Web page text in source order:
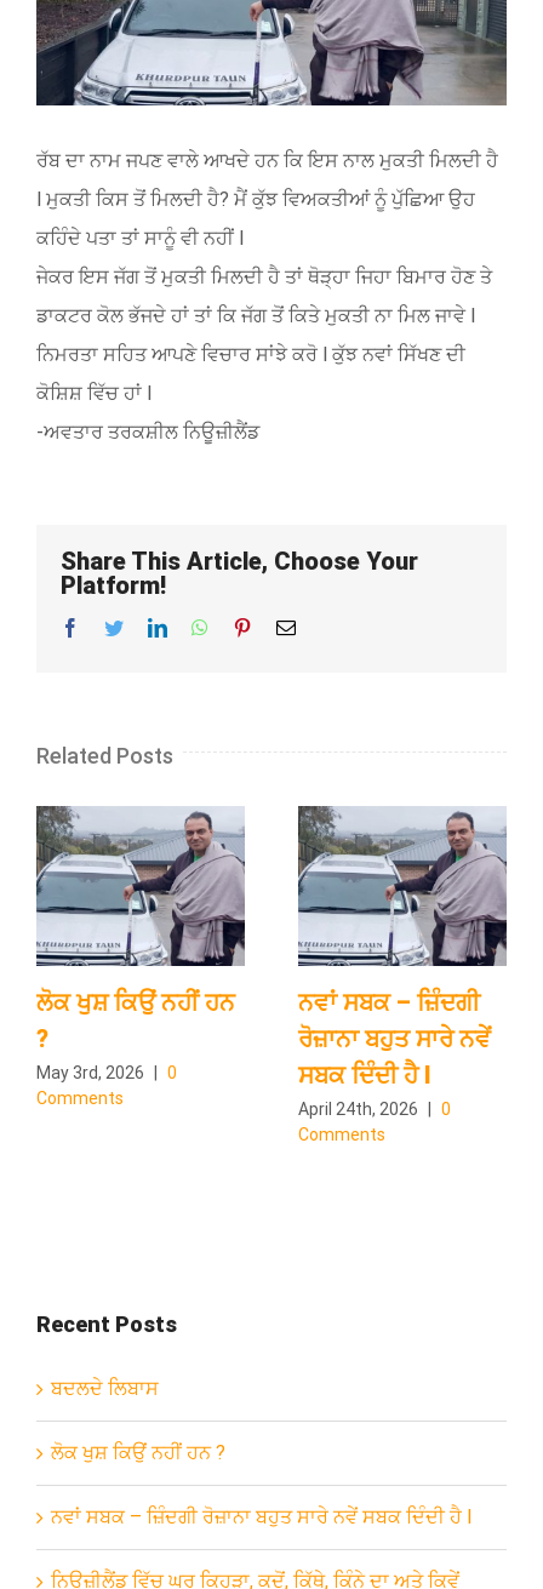
ਰੱਬ ਦਾ ਨਾਮ ਜਪਣ ਵਾਲੇ ਆਖਦੇ ਹਨ ਕਿ ਇਸ ਨਾਲ ਮੁਕਤੀ ਮਿਲਦੀ ਹੈ
l ਮੁਕਤੀ ਕਿਸ ਤੋਂ ਮਿਲਦੀ ਹੈ? ਮੈਂ ਕੁੱਝ ਵਿਅਕਤੀਆਂ ਨੂੰ ਪੁੱਛਿਆ ਉਹ
ਕਹਿੰਦੇ ਪਤਾ ਤਾਂ ਸਾਨੂੰ ਵੀ ਨਹੀਂ l
ਜੇਕਰ ਇਸ ਜੱਗ ਤੋਂ ਮੁਕਤੀ ਮਿਲਦੀ ਹੈ ਤਾਂ ਥੋੜ੍ਹਾ ਜਿਹਾ ਬਿਮਾਰ ਹੋਣ ਤੇ
ਡਾਕਟਰ ਕੋਲ ਭੱਜਦੇ ਹਾਂ ਤਾਂ ਕਿ ਜੱਗ ਤੋਂ ਕਿਤੇ ਮੁਕਤੀ ਨਾ ਮਿਲ ਜਾਵੇ l
ਨਿਮਰਤਾ ਸਹਿਤ ਆਪਣੇ ਵਿਚਾਰ ਸਾਂਝੇ ਕਰੋ l ਕੁੱਝ ਨਵਾਂ ਸਿੱਖਣ ਦੀ
ਕੋਸ਼ਿਸ਼ ਵਿੱਚ ਹਾਂ l
-ਅਵਤਾਰ ਤਰਕਸ਼ੀਲ ਨਿਊਜ਼ੀਲੈਂਡ
Share This Article, Choose Your
Platform!
Facebook
TwitterLinkedInWhatsApp
PinterestEmail
Related Posts
ਲੋਕ ਖੁਸ਼ ਕਿਉਂ ਨਹੀਂ ਹਨ
?
May 3rd, 2026
0
Comments
ਨਵਾਂ ਸਬਕ – ਜ਼ਿੰਦਗੀ
ਰੋਜ਼ਾਨਾ ਬਹੁਤ ਸਾਰੇ ਨਵੇਂ
ਸਬਕ ਦਿੰਦੀ ਹੈ l
April 24th, 2026
0
Comments
Recent Posts
ਬਦਲਦੇ ਲਿਬਾਸ
ਲੋਕ ਖੁਸ਼ ਕਿਉਂ ਨਹੀਂ ਹਨ ?
ਨਵਾਂ ਸਬਕ – ਜ਼ਿੰਦਗੀ ਰੋਜ਼ਾਨਾ ਬਹੁਤ ਸਾਰੇ ਨਵੇਂ ਸਬਕ ਦਿੰਦੀ ਹੈ l
ਨਿਊਜ਼ੀਲੈਂਡ ਵਿੱਚ ਘਰ ਕਿਹੜਾ, ਕਦੋਂ, ਕਿੱਥੇ, ਕਿੰਨੇ ਦਾ ਅਤੇ ਕਿਵੇਂ